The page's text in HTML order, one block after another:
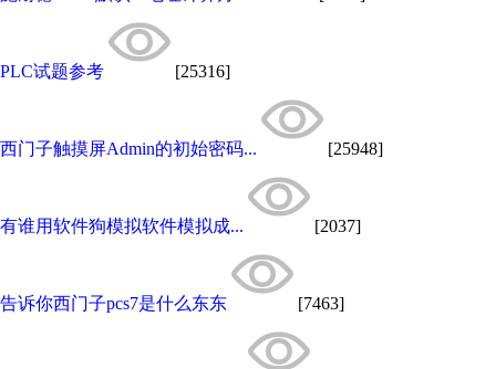
PLC试题参考 [25316]
西门子触摸屏Admin的初始密码... [25948]
有谁用软件狗模拟软件模拟成... [2037]
告诉你西门子pcs7是什么东东 [7463]